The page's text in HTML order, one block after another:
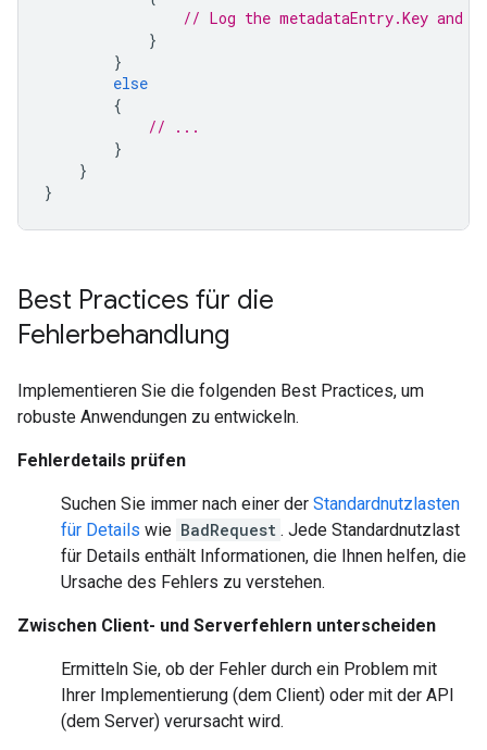
// Log the metadataEntry.Key and
}
}
else
{
// ...
}
}
}
Best Practices für die
Fehlerbehandlung
Implementieren Sie die folgenden Best Practices, um
robuste Anwendungen zu entwickeln.
Fehlerdetails prüfen
Suchen Sie immer nach einer der Standardnutzlasten
für Details wie BadRequest . Jede Standardnutzlast
für Details enthält Informationen, die Ihnen helfen, die
Ursache des Fehlers zu verstehen.
Zwischen Client- und Serverfehlern unterscheiden
Ermitteln Sie, ob der Fehler durch ein Problem mit
Ihrer Implementierung (dem Client) oder mit der API
(dem Server) verursacht wird.